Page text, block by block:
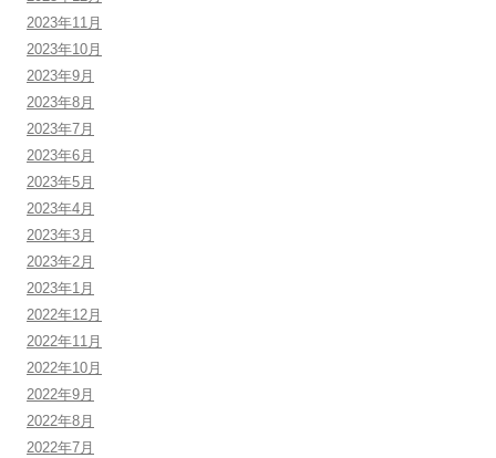
2023年11月
2023年10月
2023年9月
2023年8月
2023年7月
2023年6月
2023年5月
2023年4月
2023年3月
2023年2月
2023年1月
2022年12月
2022年11月
2022年10月
2022年9月
2022年8月
2022年7月